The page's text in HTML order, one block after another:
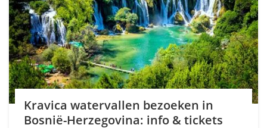
Kravica watervallen bezoeken in
Bosnië-Herzegovina: info & tickets